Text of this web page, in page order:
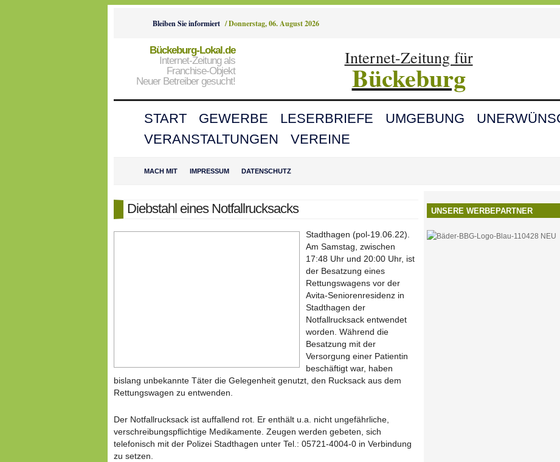
Bleiben Sie informiert /Donnerstag, 06. August 2026
Bückeburg-Lokal.de
Internet-Zeitung als
Franchise-Objekt
Neuer Betreiber gesucht!
Internet-Zeitung für
Bückeburg
START GEWERBE LESERBRIEFE UMGEBUNG
VERANSTALTUNGEN
VEREINE
MACH MIT IMPRESSUM DATENSCHUTZ
Diebstahl eines Notfallrucksacks
Stadthagen (pol-19.06.22).
Am Samstag, zwischen
17:48 Uhr und 20:00 Uhr, ist
der Besatzung eines
Rettungswagens vor der
Avita-Seniorenresidenz in
Stadthagen der
Notfallrucksack entwendet
worden. Während die
Besatzung mit der
Versorgung einer Patientin
beschäftigt war, haben
bislang unbekannte Täter die Gelegenheit genutzt, den Rucksack aus dem
Rettungswagen zu entwenden.
Der Notfallrucksack ist auffallend rot. Er enthält u.a. nicht ungefährliche,
verschreibungspflichtige Medikamente. Zeugen werden gebeten, sich
telefonisch mit der Polizei Stadthagen unter Tel.: 05721-4004-0 in Verbindung
zu setzen.
UNSERE WERBEPARTNER